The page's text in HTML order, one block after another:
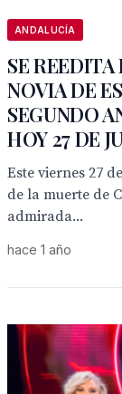
ANDALUCÍA
SE
NOVIA DE
SEGUNDO
HOY 27 DE
Este viernes 27
de la muerte de
admirada...
hace 1 año